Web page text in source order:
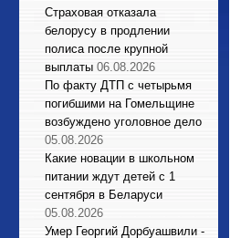
Страховая отказала
белорусу в продлении
полиса после крупной
выплаты 06.08.2026
По факту ДТП с четырьмя
погибшими на Гомельщине
возбуждено уголовное дело
05.08.2026
Какие новации в школьном
питании ждут детей с 1
сентября в Беларуси
05.08.2026
Умер Георгий Дорбуашвили -